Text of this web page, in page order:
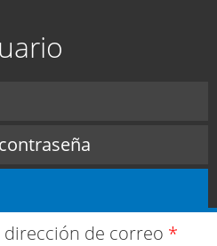
de correo *